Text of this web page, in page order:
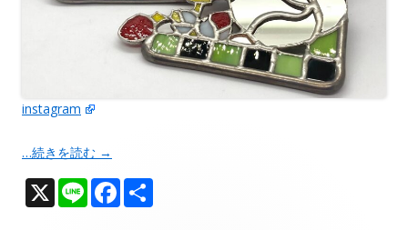
instagram
…続きを読む →
X Li F